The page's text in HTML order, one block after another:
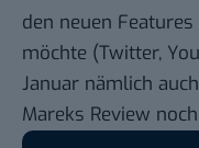
den neuen
möchte (Twitter,
Januar nämlich
Mareks Review